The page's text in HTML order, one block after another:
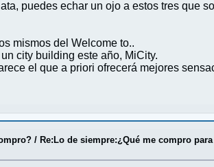
puedes echar un ojo a estos tres que
mismos del Welcome to..
city building este año, MiCity.
el que a priori ofrecerá mejores
/ Re:Lo de siempre:¿Qué me compro